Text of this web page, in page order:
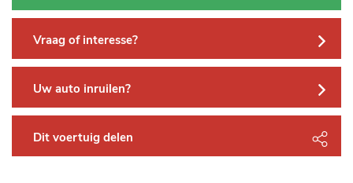
Vraag of interesse?
Uw auto inruilen?
Dit voertuig delen